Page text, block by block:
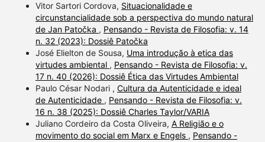
Vitor Sartori Cordova, Situacionalidade e
circunstancialidade sob a perspectiva do mundo natural
de Jan Patočka , Pensando - Revista de Filosofia: v. 14
n. 32 (2023): Dossiê Patočka
José Elielton de Sousa, Uma introdução à etica das
virtudes ambiental , Pensando - Revista de Filosofia: v.
17 n. 40 (2026): Dossiê Ética das Virtudes Ambiental
Paulo César Nodari , Cultura da Autenticidade e ideal
de Autenticidade , Pensando - Revista de Filosofia: v.
16 n. 38 (2025): Dossiê Charles Taylor/VARIA
Juliano Cordeiro da Costa Oliveira, A Religião e o
movimento do social em Marx e Engels , Pensando -